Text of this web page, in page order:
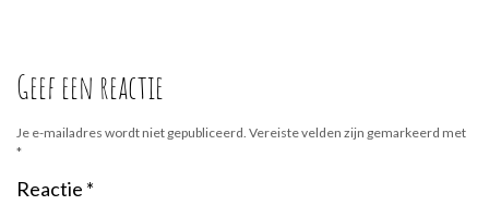
Geef een reactie
Je e-mailadres wordt niet gepubliceerd. Vereiste velden zijn gemarkeerd met
*
Reactie *